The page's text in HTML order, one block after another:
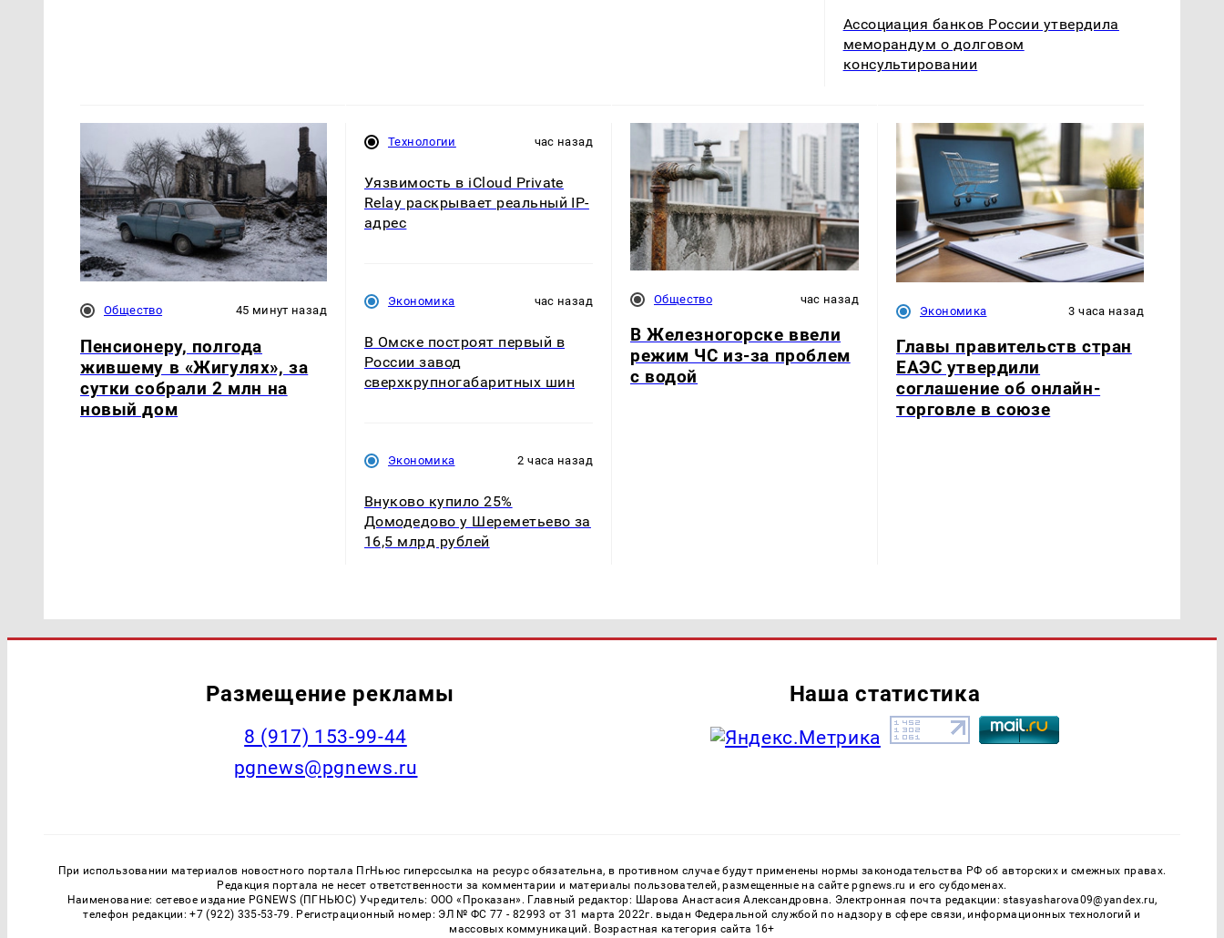
Ассоциация банков России утвердила
меморандум о долговом
консультировании
Общество 45 минут назад
Пенсионеру, полгода
жившему в «Жигулях», за
сутки собрали 2 млн на
новый дом
Технологии час назад
Уязвимость в iCloud Private
Relay раскрывает реальный IP-
адрес
Экономика час назад
В Омске построят первый в
России завод
сверхкрупногабаритных шин
Экономика 2 часа назад
Внуково купило 25%
Домодедово у Шереметьево за
16,5 млрд рублей
Общество час назад
В Железногорске ввели
режим ЧС из-за проблем
с водой
Экономика 3 часа назад
Главы правительств стран
ЕАЭС утвердили
соглашение об онлайн-
торговле в союзе
Размещение рекламы
‭8 (917) 153-99-44
pgnews@pgnews.ru
Наша статистика
При использовании материалов новостного портала ПгНьюс гиперссылка на ресурс обязательна, в противном случае будут применены нормы законодательства РФ об авторских и смежных правах.
Редакция портала не несет ответственности за комментарии и материалы пользователей, размещенные на сайте pgnews.ru и его субдоменах.
Наименование: сетевое издание PGNEWS (ПГНЬЮС) Учредитель: ООО «Проказан». Главный редактор: Шарова Анастасия Александровна. Электронная почта редакции: stasyasharova09@yandex.ru,
телефон редакции: +7 (922) 335-53-79. Регистрационный номер: ЭЛ № ФС 77 - 82993 от 31 марта 2022г. выдан Федеральной службой по надзору в сфере связи, информационных технологий и
массовых коммуникаций. Возрастная категория сайта 16+